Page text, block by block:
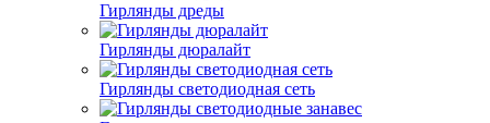
Гирлянды дреды
Гирлянды дюралайт
Гирлянды светодиодная сеть